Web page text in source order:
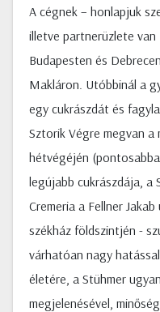
A cégnek – honlapjuk
illetve partnerüzlete van
Budapesten és
Makláron. Utóbbinál a
egy cukrászdát és
Sztorik Végre megvan
hétvégéjén
legújabb cukrászdája, a
Cremeria a Fellner
székház földszintjén -
várhatóan nagy
életére, a Stühmer
megjelenésével,